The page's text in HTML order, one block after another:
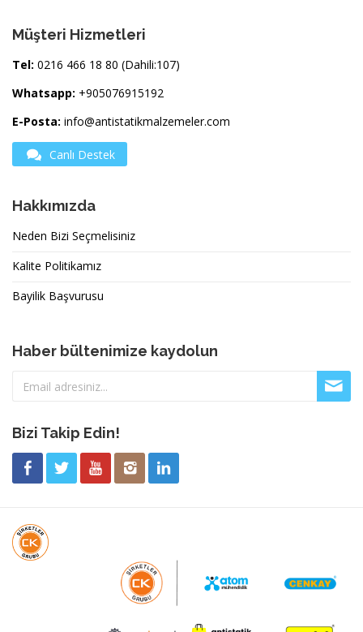
Müşteri Hizmetleri
Tel: 0216 466 18 80 (Dahili:107)
Whatsapp: +905076915192
E-Posta: info@antistatikmalzemeler.com
Canlı Destek
Hakkımızda
Neden Bizi Seçmelisiniz
Kalite Politikamız
Bayilik Başvurusu
Haber bültenimize kaydolun
Bizi Takip Edin!